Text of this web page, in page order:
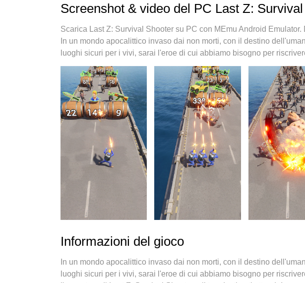
nostra esperienza, lo squisito sistema di mappatura dei tasti
sullo stesso dispositivo. E la cosa più importante, il nostro esclusivo
il potenziale del tuo PC, rendendo tutto fluido.
Screenshot & video del PC Last Z:
Scarica Last Z: Survival Shooter su PC con MEmu Android
In un mondo apocalittico invaso dai non morti, con il destino
luoghi sicuri per i vivi, sarai l'eroe di cui abbiamo bisogno per
Informazioni del gioco
In un mondo apocalittico invaso dai non morti, con il destino
luoghi sicuri per i vivi, sarai l'eroe di cui abbiamo bisogno per